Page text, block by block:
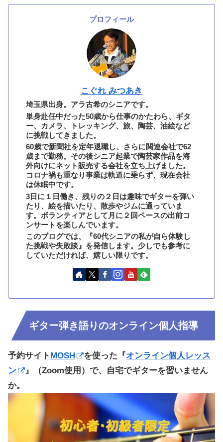
プロフィール
こぐれ みつあき
埼玉県出身。アラ古希のシニアです。
単身赴任中だった50歳から仕事のかたわら、ギタ
ー、カメラ、トレッキング、旅、陶芸、油絵など
に挑戦してきました。
60歳で新聞社を定年退職し、さらに関連会社で62
歳まで勤務。その後シニア起業で陶芸家作品を海
外向けにネット販売する会社を立ち上げました。
コロナ禍も重なり事業は軌道に乗らず、現在会社
は休眠中です。
3日に１日働き、残りの２日は趣味でギターを弾い
たり、絵を描いたり、散歩やジムに通っていま
す。ボランティアとして月に２回ペースの出前コ
ンサートを楽しんでいます。
このブログでは、『60代シニアの私が自ら体験し
た挑戦や失敗談』を発信します。少しでも参考に
していただければ、嬉しい限りです。
ギター弾き語りのオンライン個人指導
予約サイト MOSH を使った『オンライン個人レッス
ン
』（Zoom使用）で、自宅でギターを習いません
か。